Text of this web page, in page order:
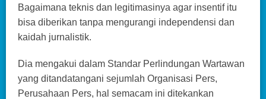
Bagaimana teknis dan legitimasinya agar insentif itu
bisa diberikan tanpa mengurangi independensi dan
kaidah jurnalistik.
Dia mengakui dalam Standar Perlindungan Wartawan
yang ditandatangani sejumlah Organisasi Pers,
Perusahaan Pers, hal semacam ini ditekankan